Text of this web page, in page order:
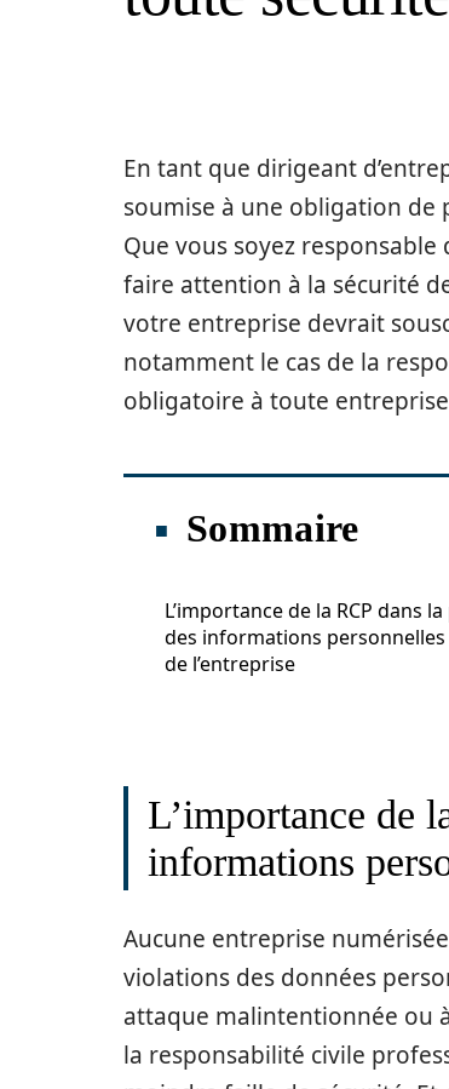
En tant que dirigeant
soumise à une obligation de
Que vous soyez
faire attention à la sécurité
votre entreprise devrait
notamment le cas de la
obligatoire à toute
Sommaire
L’importance de la RCP dans
des informations personnelles
de l’entreprise
L’importance de
informations
Aucune entreprise
violations des données
attaque malintentionnée ou
la responsabilité civile